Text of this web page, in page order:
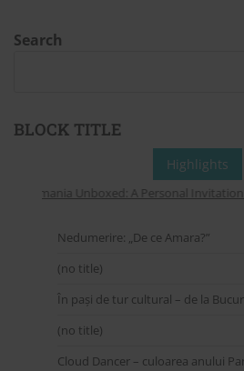
Search
BLOCK TITLE
Highlights
– Romania Unboxed: A Personal Invitation
Nedumerire: „De ce Amara?”
(no title)
În pași de tur cultural – de la
(no title)
Cloud Dancer – culoarea anului